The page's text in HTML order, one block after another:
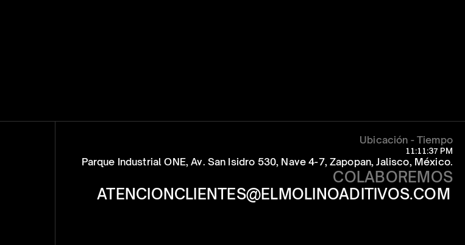
Ubicación - Tiempo
11:11:37 PM
Parque Industrial ONE, Av. San Isidro 530, Nave 4-7, Zapopan, Jalisco, México.
COLABOREMOS
ATENCIONCLIENTES@ELMOLINOADITIVOS.COM